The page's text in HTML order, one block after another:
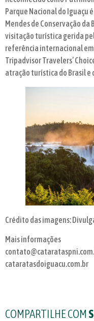
Parque Nacional do Iguaçu
Mendes de Conservação da
visitação turística gerida
referência internacional
Tripadvisor Travelers’
atração turística do Brasil e
Crédito das imagens:
Mais informações
cataratasdoiguacu.com.br
COMPARTILHE COM